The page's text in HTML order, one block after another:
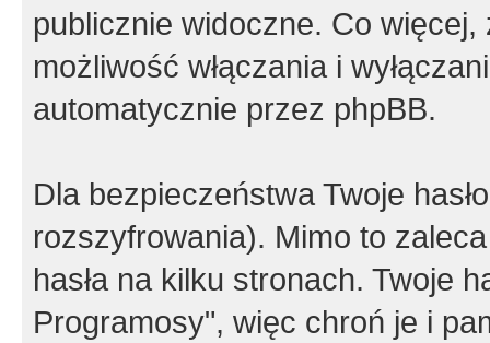
publicznie widoczne. Co
możliwość włączania i
automatycznie przez phpBB.
Dla bezpieczeństwa Twoje
rozszyfrowania). Mimo to
hasła na kilku stronach. Twoje
Programosy", więc chroń je i